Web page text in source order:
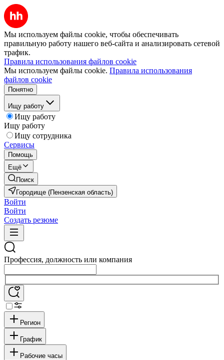
Мы используем файлы cookie, чтобы обеспечивать
правильную работу нашего веб-сайта и анализировать сетевой
трафик.
Правила использования файлов cookie
Мы используем файлы cookie. Правила использования
файлов cookie
Понятно
Ищу работу
Ищу работу
Ищу работу
Ищу сотрудника
Сервисы
Помощь
Ещё
Поиск
Городище (Пензенская область)
Войти
Войти
Создать резюме
Профессия, должность или компания
Регион
График
Рабочие часы